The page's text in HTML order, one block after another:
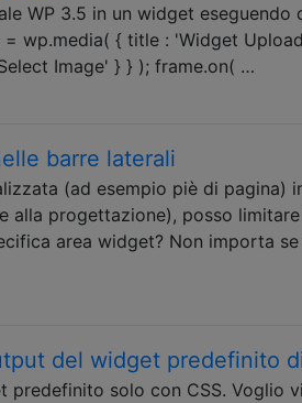
WP 3.5 in un widget eseguendo
wp.media( { title : 'Widget
Image' } } ); frame.on( …
barre laterali
(ad esempio piè di pagina)
alla progettazione), posso
area widget? Non importa
del widget predefinito
predefinito solo con CSS. Voglio